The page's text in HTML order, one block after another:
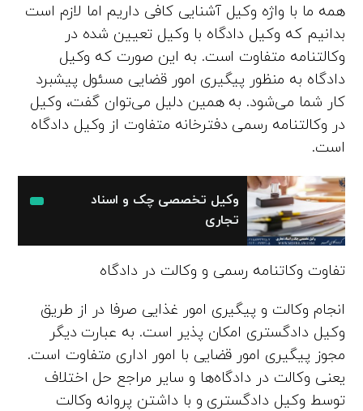
همه ما با واژه وکیل آشنایی کافی داریم اما لازم است
بدانیم که وکیل دادگاه با وکیل تعیین شده در
وکالتنامه متفاوت است. به این صورت که وکیل
دادگاه به منظور پیگیری امور قضایی مسئول پیشبرد
کار شما می‌شود. به همین دلیل می‌توان گفت، وکیل
در وکالتنامه رسمی دفترخانه متفاوت از وکیل دادگاه
است.
وکیل تخصصی چک و اسناد
تجاری
تفاوت وکاتنامه رسمی و وکالت در دادگاه
انجام وکالت و پیگیری امور غذایی صرفا در از طریق
وکیل دادگستری امکان پذیر است. به عبارت دیگر
مجوز پیگیری امور قضایی با امور اداری متفاوت است.
یعنی وکالت در دادگاه‌ها و سایر مراجع حل اختلاف
توسط وکیل دادگستری و با داشتن پروانه وکالت